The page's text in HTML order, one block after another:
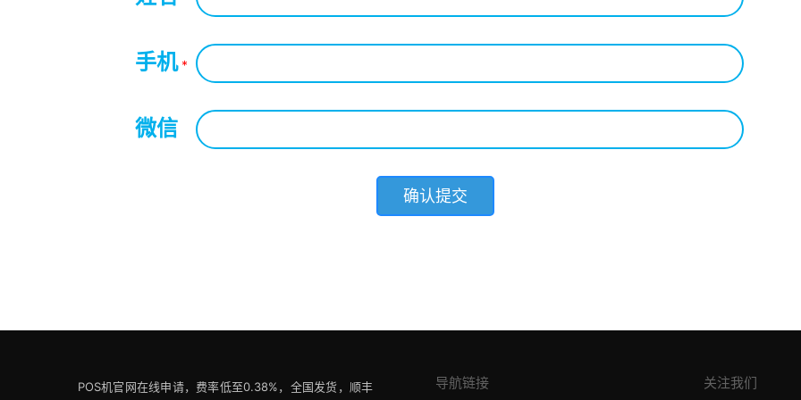
手机*
微信
POS机官网在线申请，费率低至0.38%，全国发货，顺丰 导航链接 关注我们